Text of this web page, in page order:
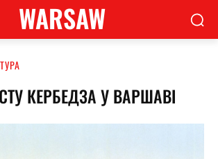
WARSAW
КЕРБЕДЗА У ВАРШАВІ